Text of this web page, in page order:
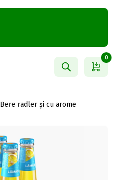
0
Bere radler și cu arome